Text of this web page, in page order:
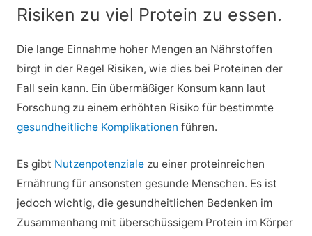
Risiken zu viel Protein zu essen.
Die lange Einnahme hoher Mengen an Nährstoffen
birgt in der Regel Risiken, wie dies bei Proteinen der
Fall sein kann. Ein übermäßiger Konsum kann laut
Forschung zu einem erhöhten Risiko für bestimmte
gesundheitliche Komplikationen führen.
Es gibt Nutzenpotenzialezu einer proteinreichen
Ernährung für ansonsten gesunde Menschen. Es ist
jedoch wichtig, die gesundheitlichen Bedenken im
Zusammenhang mit überschüssigem Protein im Körper